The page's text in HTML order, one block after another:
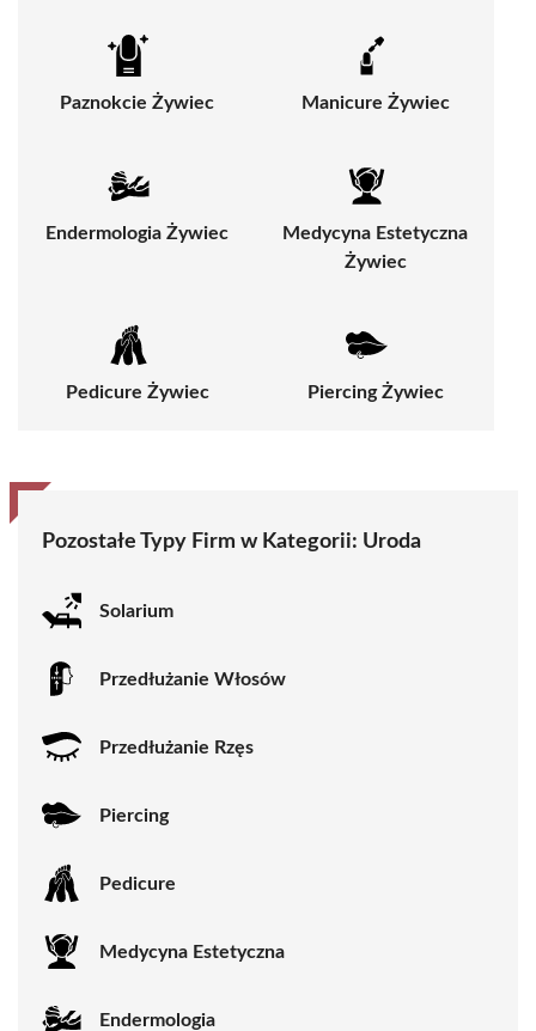
Paznokcie Żywiec Manicure Żywiec
Endermologia Żywiec
Medycyna Estetyczna
Żywiec
Pedicure Żywiec Piercing Żywiec
Pozostałe Typy Firm w Kategorii: Uroda
Solarium
Przedłużanie Włosów
Przedłużanie Rzęs
Piercing
Pedicure
Medycyna Estetyczna
Endermologia